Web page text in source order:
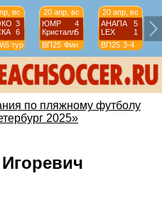
вс
3
6
5 тур
20 апр, вс
ЮМР
4
Кристалл5
ВП25 Фин
20 апр, вс
АНАПА
5
LEX
1
ВП25 3-4
по пляжному футболу
2025»